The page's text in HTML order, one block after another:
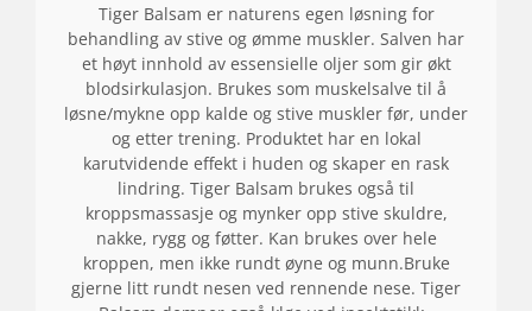
Tiger Balsam er naturens egen løsning for
behandling av stive og ømme muskler. Salven har
et høyt innhold av essensielle oljer som gir økt
blodsirkulasjon. Brukes som muskelsalve til å
løsne/mykne opp kalde og stive muskler før, under
og etter trening. Produktet har en lokal
karutvidende effekt i huden og skaper en rask
lindring. Tiger Balsam brukes også til
kroppsmassasje og mynker opp stive skuldre,
nakke, rygg og føtter. Kan brukes over hele
kroppen, men ikke rundt øyne og munn.Bruke
gjerne litt rundt nesen ved rennende nese. Tiger